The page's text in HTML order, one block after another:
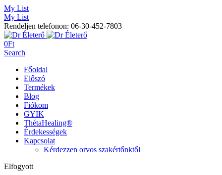
My List
My List
Rendeljen telefonon: 06-30-452-7803
0Ft
Search
Főoldal
Előszó
Termékek
Blog
Fiókom
GYIK
ThétaHealing®
Érdekességek
Kapcsolat
Kérdezzen orvos szakértőnktől
Elfogyott